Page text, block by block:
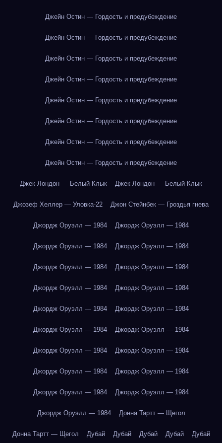
Джейн Остин — Гордость и предубеждение
Джейн Остин — Гордость и предубеждение
Джейн Остин — Гордость и предубеждение
Джейн Остин — Гордость и предубеждение
Джейн Остин — Гордость и предубеждение
Джейн Остин — Гордость и предубеждение
Джейн Остин — Гордость и предубеждение
Джейн Остин — Гордость и предубеждение
Джек Лондон — Белый Клык Джек Лондон — Белый Клык
Джозеф Хеллер — Уловка-22 Джон Стейнбек — Гроздья гнева
Джордж Оруэлл — 1984 Джордж Оруэлл — 1984
Джордж Оруэлл — 1984 Джордж Оруэлл — 1984
Джордж Оруэлл — 1984 Джордж Оруэлл — 1984
Джордж Оруэлл — 1984 Джордж Оруэлл — 1984
Джордж Оруэлл — 1984 Джордж Оруэлл — 1984
Джордж Оруэлл — 1984 Джордж Оруэлл — 1984
Джордж Оруэлл — 1984 Джордж Оруэлл — 1984
Джордж Оруэлл — 1984 Джордж Оруэлл — 1984
Джордж Оруэлл — 1984 Джордж Оруэлл — 1984
Джордж Оруэлл — 1984 Донна Тартт — Щегол
Донна Тартт — Щегол Дубай Дубай Дубай Дубай Дубай